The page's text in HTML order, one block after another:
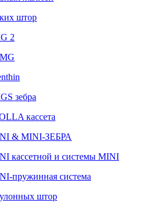
штор
2
зебра
кассета
& MINI-ЗЕБРА
кассетной и системы MINI
пружинная система
штор